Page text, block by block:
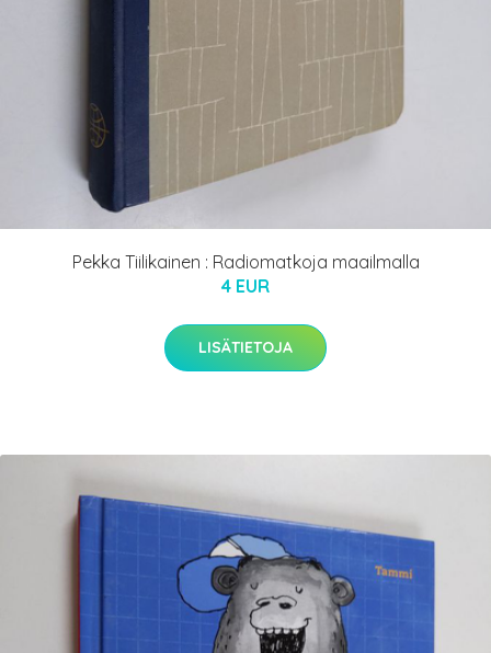
Pekka Tiilikainen : Radiomatkoja maailmalla
4 EUR
LISÄTIETOJA